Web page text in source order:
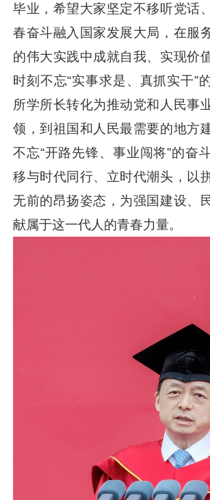
毕业，希望大家坚定不移听党话
春奋斗融入国家发展大局，在服
的伟大实践中成就自我、实现价
时刻不忘“实事求是、真抓实干”
所学所长转化为推动党和人民事
领，到祖国和人民最需要的地方
不忘“开路先锋、事业闯将”的奋
移与时代同行、立时代潮头，以
无前的昂扬姿态，为强国建设、
献属于这一代人的青春力量。